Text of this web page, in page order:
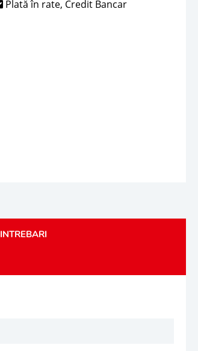
Plată în rate, Credit Bancar
INTREBARI